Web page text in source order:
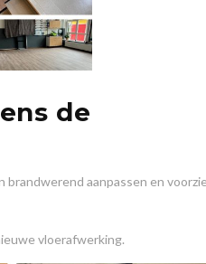
de
aanpassen en
vloerafwerking.